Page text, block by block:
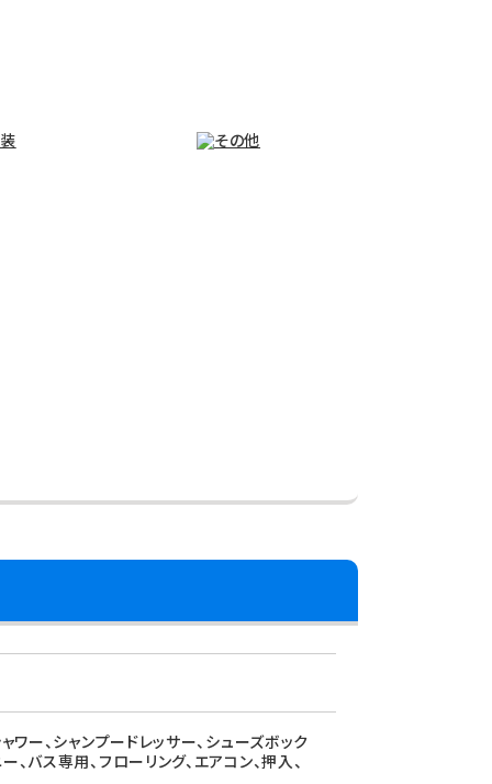
ワー、シャンプードレッサー、シューズボック
バス専用、フローリング、エアコン、押入、